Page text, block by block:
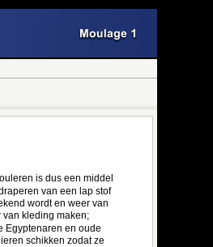
is dus een middel
van een lap stof
wordt en weer van
kleding maken;
Egyptenaren en oude
schikken zodat ze